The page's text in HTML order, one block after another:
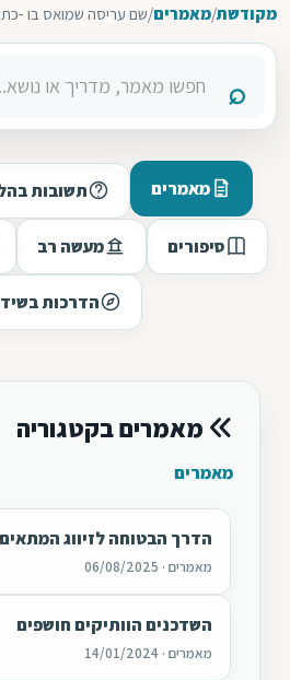
מקודשת/מאמרים/שם עריסה שמואס בו -
מאמרים תשובות
סיפורים מעשה רב
הדרכות
מאמרים בקטגוריה
מאמרים
הדרך הבטוחה לזיווג
מאמרים · 06/08/2025
השדכנים הוותיקים חושפים
מאמרים · 14/01/2024